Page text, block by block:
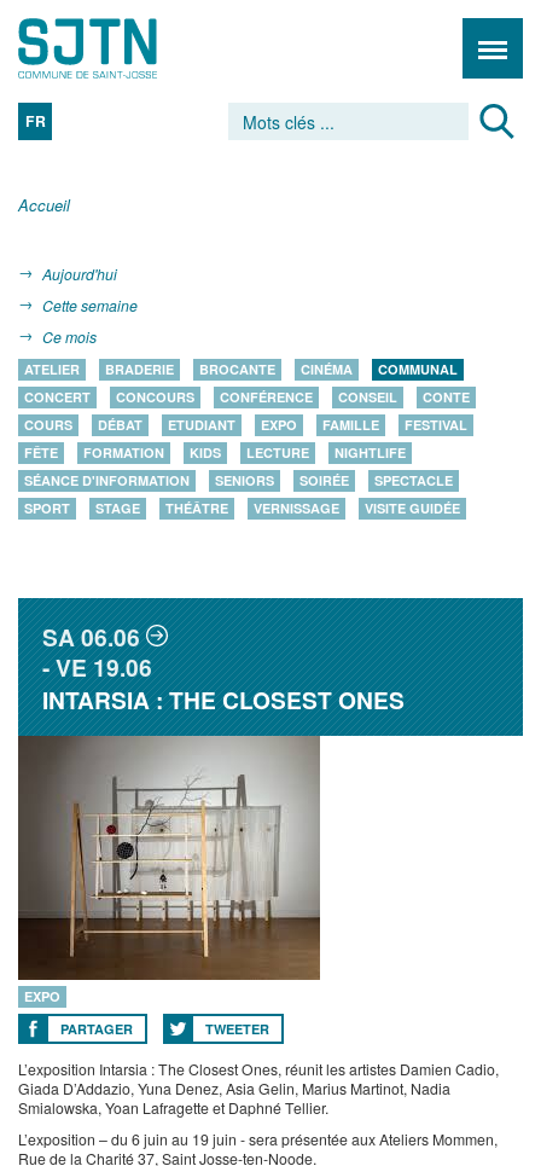
FR
Accueil
Aujourd'hui
Cette semaine
Ce mois
ATELIER BRADERIE BROCANTE CINÉMA
COMMUNAL
CONCERT
CONCOURS CONFÉRENCE CONSEIL
CONTE
COURS
DÉBAT ETUDIANT EXPO FAMILLE
FESTIVAL
FÊTE
FORMATION KIDS LECTURE
NIGHTLIFE
SÉANCE D'INFORMATION
SENIORS SOIRÉE
SPECTACLE
SPORT
STAGE THÉÂTRE VERNISSAGE VISITE GUIDÉE
SA06.06
VE19.06
INTARSIA : THE CLOSEST ONES
EXPO
PARTAGER
TWEETER
L’exposition Intarsia : The Closest Ones, réunit les artistes Damien Cadio,
Giada D’Addazio, Yuna Denez, Asia Gelin, Marius Martinot, Nadia
Smialowska, Yoan Lafragette et Daphné Tellier.
L’exposition – du 6 juin au 19 juin - sera présentée aux Ateliers Mommen,
Rue de la Charité 37, Saint Josse-ten-Noode.